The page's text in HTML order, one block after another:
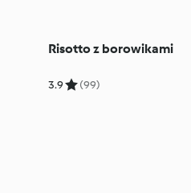
Risotto z borowikami
3.9 (99)